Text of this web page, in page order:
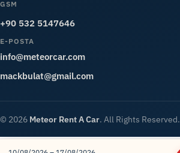
GSM
+90 532 5147646
E-POSTA
info@meteorcar.com
mackbulat@gmail.com
© 2026 Meteor Rent A Car. All Rights Reserved.